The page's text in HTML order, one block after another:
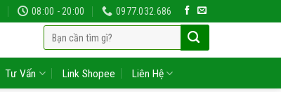
08:00 - 20:00
0977.032.686
Tìm
kiếm:
Tư Vấn Link Shopee Liên Hệ